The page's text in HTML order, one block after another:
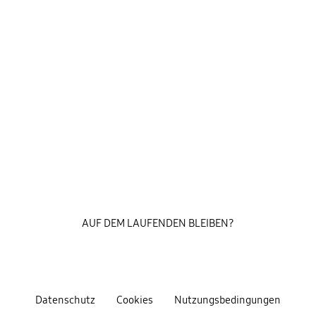
Datenschutz Cookies Nutzungsbedingungen
AUF DEM LAUFENDEN BLEIBEN?